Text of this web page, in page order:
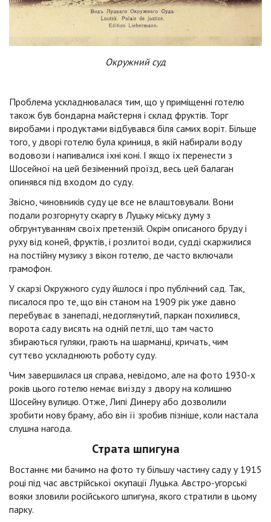
Окружний суд
Проблема ускладнювалася тим, що у приміщенні готелю
також був бондарна майстерня і склад фруктів. Торг
виробами і продуктами відбувався біля самих воріт. Більше
того, у дворі готелю була криниця, в якій набирали воду
водовози і напивалися їхні коні. І якщо їх перенести з
Шосейної на цей безіменний проїзд, весь цей балаган
опинявся під входом до суду.
Звісно, чиновників суду це все не влаштовували. Вони
подали розгорнуту скаргу в Луцьку міську думу з
обгрунтуванням своїх претензій. Окрім описаного бруду і
руху від коней, фруктів, і розлитої води, судді скаржилися
на постійну музику з вікон готелю, де часто включали
грамофон.
У скарзі Окружного суду йшлося і про публічний сад. Так,
писалося про те, що він станом на 1909 рік уже давно
перебуває в занепаді, недоглянутий, паркан похилився,
ворота саду висять на одній петлі, що там часто
збираються гуляки, грають на шарманці, кричать, чим
суттєво ускладнюють роботу суду.
Чим завершилася ця справа, невідомо, але на фото 1930-х
років цього готелю немає виїзду з двору на колишню
Шосейну вулицю. Отже, Липі Динеру або дозволили
зробити нову браму, або він її зробив пізніше, коли настала
слушна нагода.
Страта шпигуна
Востаннє ми бачимо на фото ту більшу частину саду у 1915
році під час австрійської окупації Луцька. Австро-угорські
вояки зловили російського шпигуна, якого стратили в цьому
парку.